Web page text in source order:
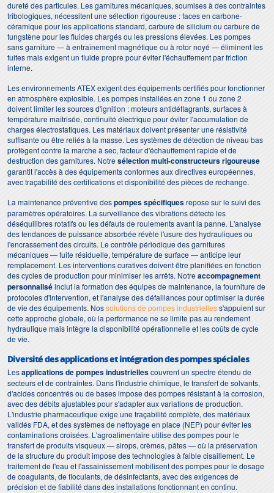
dureté des particules. Les garnitures mécaniques, soumises à des contraintes
tribologiques, nécessitent une sélection rigoureuse : faces en carbone-
céramique pour les applications standard, carbure de silicium ou carbure de
tungstène pour les fluides chargés ou les pressions élevées. Les pompes
sans garniture — à entraînement magnétique ou à rotor noyé — éliminent les
fuites mais exigent un fluide propre pour éviter l'échauffement par friction
interne.
Les environnements ATEX exigent des équipements certifiés pour fonctionner
en atmosphère explosible. Les pompes installées en zone 1 ou zone 2
doivent limiter les sources d'ignition : moteurs antidéflagrants, surfaces à
température maîtrisée, continuité électrique pour éviter l'accumulation de
charges électrostatiques. Les matériaux doivent présenter une résistivité
suffisante ou être reliés à la masse. Les systèmes de détection de niveau bas
protègent contre la marche à sec, facteur d'échauffement rapide et de
destruction des garnitures. Notresélection multi-constructeurs rigoureuse
garantit l'accès à des équipements conformes aux directives européennes,
avec traçabilité des certifications et disponibilité des pièces de rechange.
La maintenance préventive despompes spécifiquesrepose sur le suivi des
paramètres opératoires. La surveillance des vibrations détecte les
déséquilibres rotatifs ou les défauts de roulements avant la panne. L'analyse
des tendances de puissance absorbée révèle l'usure des hydrauliques ou
l'encrassement des circuits. Le contrôle périodique des garnitures
mécaniques — fuite résiduelle, température de surface — anticipe leur
remplacement. Les interventions curatives doivent être planifiées en fonction
des cycles de production pour minimiser les arrêts. Notreaccompagnement
personnaliséinclut la formation des équipes de maintenance, la fourniture de
protocoles d'intervention, et l'analyse des défaillances pour optimiser la durée
de vie des équipements. Nossolutions de pompes industrielless'appuient sur
cette approche globale, où la performance ne se limite pas au rendement
hydraulique mais intègre la disponibilité opérationnelle et les coûts de cycle
de vie.
Diversité des applications et intégration des pompes spéciales
Lesapplications de pompes industriellescouvrent un spectre étendu de
secteurs et de contraintes. Dans l'industrie chimique, le transfert de solvants,
d'acides concentrés ou de bases impose des pompes résistant à la corrosion,
avec des débits ajustables pour s'adapter aux variations de production.
L'industrie pharmaceutique exige une traçabilité complète, des matériaux
validés FDA, et des systèmes de nettoyage en place (NEP) pour éviter les
contaminations croisées. L'agroalimentaire utilise des pompes pour le
transfert de produits visqueux — sirops, crèmes, pâtes — où la préservation
de la structure du produit impose des technologies à faible cisaillement. Le
traitement de l'eau et l'assainissement mobilisent des pompes pour le dosage
de coagulants, de floculants, de désinfectants, avec des exigences de
précision et de fiabilité dans des installations fonctionnant en continu.